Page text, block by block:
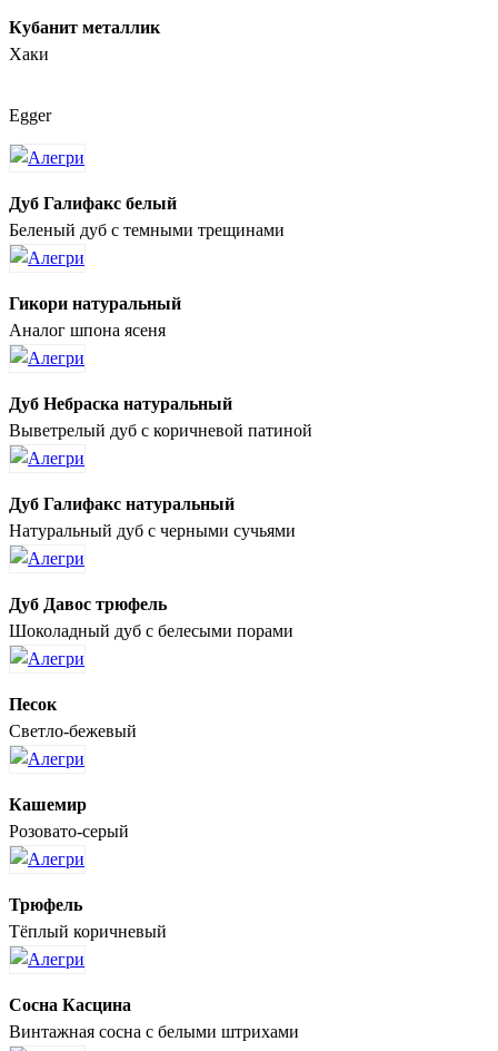
Кубанит металлик
Хаки
Egger
Дуб Галифакс белый
Беленый дуб с темными трещинами
Гикори натуральный
Аналог шпона ясеня
Дуб Небраска натуральный
Выветрелый дуб с коричневой патиной
Дуб Галифакс натуральный
Натуральный дуб с черными сучьями
Дуб Давос трюфель
Шоколадный дуб с белесыми порами
Песок
Светло-бежевый
Кашемир
Розовато-серый
Трюфель
Тёплый коричневый
Сосна Касцина
Винтажная сосна с белыми штрихами